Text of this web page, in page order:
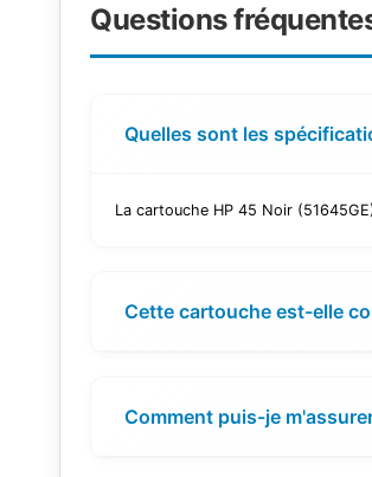
Questions
Quelles sont les
La cartouche HP 45 Noir
Cette cartouche est-elle
Comment puis-je